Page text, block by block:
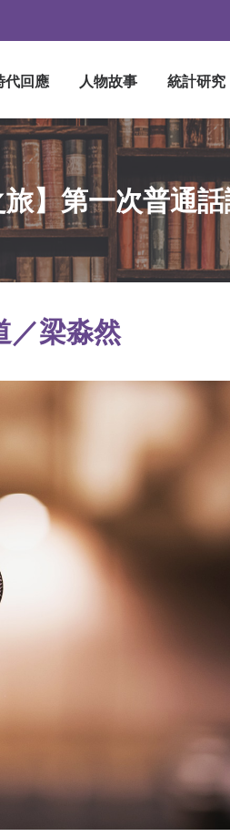
代回應 人物故事 統計研究
】第一次普通
／梁淼然